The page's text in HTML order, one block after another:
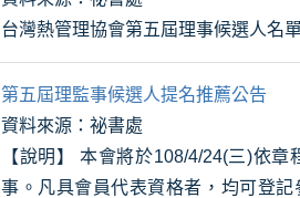
第五屆理監事候選人提名推薦公告
資料來源：祕書處
【說明】 本會將於108/4/24(三)依章程召開第五屆第一次會員代表大會， 並依法 選舉理事、監
事。凡具會員代表資格者，均可登